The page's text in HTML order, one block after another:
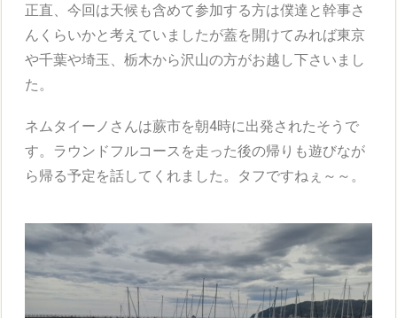
正直、今回は天候も含めて参加する方は僕達と幹事さ
んくらいかと考えていましたが蓋を開けてみれば東京
や千葉や埼玉、栃木から沢山の方がお越し下さいまし
た。
ネムタイーノさんは蕨市を朝4時に出発されたそうで
す。ラウンドフルコースを走った後の帰りも遊びなが
ら帰る予定を話してくれました。タフですねぇ～～。